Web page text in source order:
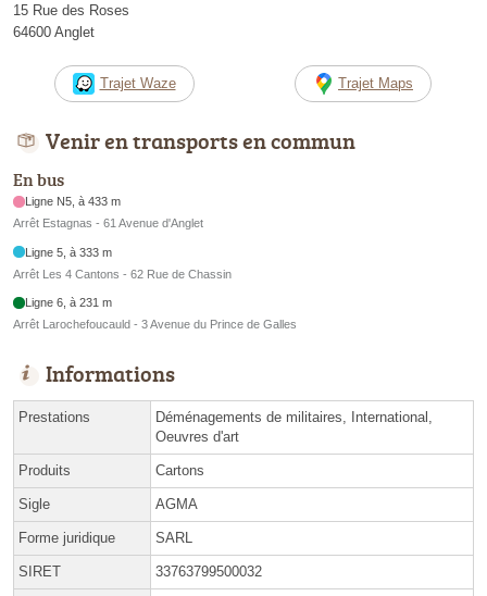
15 Rue des Roses
64600 Anglet
Trajet Waze Trajet Maps
Venir en transports en commun
En bus
Ligne N5, à 433 m
Arrêt Estagnas - 61 Avenue d'Anglet
Ligne 5, à 333 m
Arrêt Les 4 Cantons - 62 Rue de Chassin
Ligne 6, à 231 m
Arrêt Larochefoucauld - 3 Avenue du Prince de Galles
Informations
Prestations
Déménagements de militaires, International,
Oeuvres d'art
Produits Cartons
Sigle AGMA
Forme juridique SARL
SIRET 33763799500032